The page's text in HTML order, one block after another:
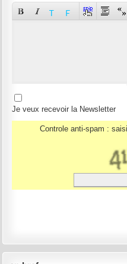
Je veux recevoir la Newsletter
Controle anti-spam :